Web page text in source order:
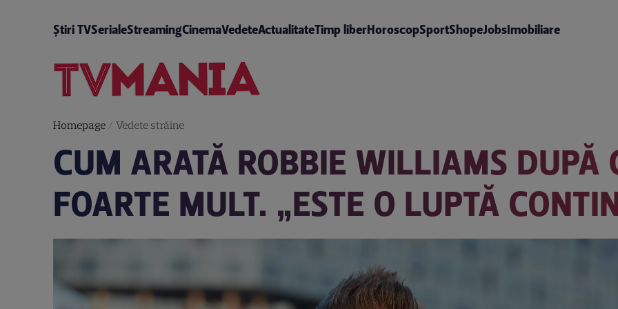
Știri TVSerialeStreamingCinemaVedeteActualitateTimp liberHoroscopSportShopeJobsImobiliare
Homepage/ Vedete străine
CUM ARATĂ ROBBIE WILLIAMS DUPĂ
FOARTE MULT. „ESTE O LUPTĂ